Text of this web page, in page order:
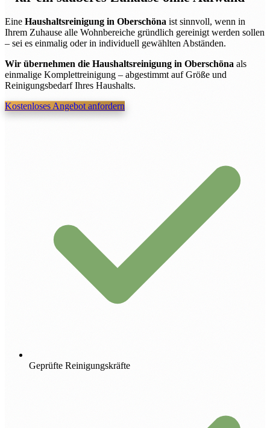
Eine Haushaltsreinigung in Oberschöna ist sinnvoll, wenn in
Ihrem Zuhause alle Wohnbereiche gründlich gereinigt werden sollen
– sei es einmalig oder in individuell gewählten Abständen.
Wir übernehmen die Haushaltsreinigung in Oberschöna als
einmalige Komplettreinigung – abgestimmt auf Größe und
Reinigungsbedarf Ihres Haushalts.
Kostenloses Angebot anfordern
Geprüfte Reinigungskräfte